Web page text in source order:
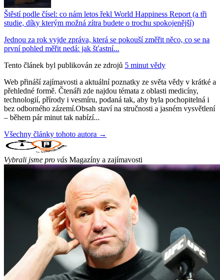
Štěstí podle čísel: co nám letos řekl World Happiness Report (a tři
studie, díky kterým možná zítra budete o trochu spokojenější)
Jednou za rok vyjde zpráva, která se pokouší změřit něco, co se na
první pohled měřit nedá: jak šťastní...
Tento článek byl publikován ze zdrojů 5 minut vědy
Web přináší zajímavosti a aktuální poznatky ze světa vědy v krátké a
přehledné formě. Čtenáři zde najdou témata z oblasti medicíny,
technologií, přírody i vesmíru, podaná tak, aby byla pochopitelná i
bez odborného zázemí.Obsah staví na stručnosti a jasném vysvětlení
– během pár minut tak nabízí...
Všechny články tohoto autora →
Vybrali jsme pro vás Magazíny a zajímavosti